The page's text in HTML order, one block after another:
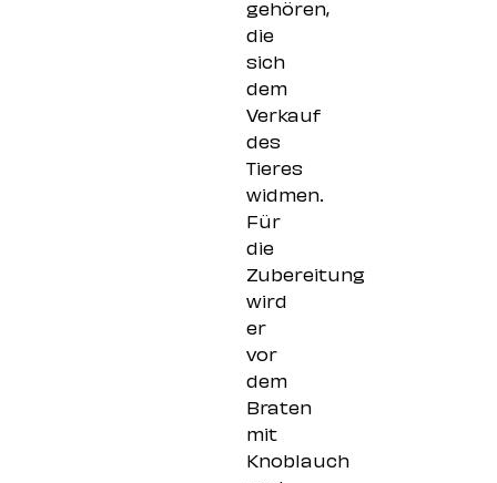
gehören,
die
sich
dem
Verkauf
des
Tieres
widmen.
Für
die
Zubereitung
wird
er
vor
dem
Braten
mit
Knoblauch